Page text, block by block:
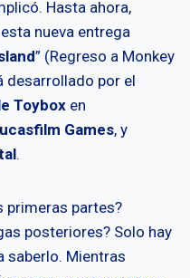
Hasta ahora,
nueva entrega
” (Regreso a Monkey
desarrollado por el
Toybox en
Games, y
.
primeras partes?
posteriores? Solo hay
saberlo. Mientras